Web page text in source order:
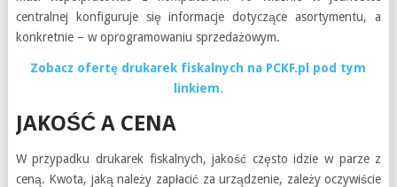
centralnej konfiguruje się informacje dotyczące asortymentu, a
konkretnie – w oprogramowaniu sprzedażowym.
Zobacz ofertę drukarek fiskalnych na PCKF.pl pod tym
linkiem.
JAKOŚĆ A CENA
W przypadku drukarek fiskalnych, jakość często idzie w parze z
ceną. Kwota, jaką należy zapłacić za urządzenie, zależy oczywiście